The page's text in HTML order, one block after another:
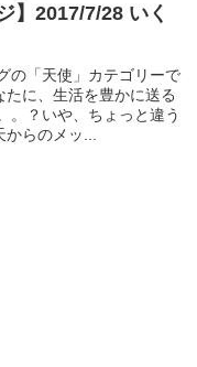
7/28 いく
の「天使」カテゴリーで
に、生活を豊かに送る
。？いや、ちょっと違う
らのメッ...